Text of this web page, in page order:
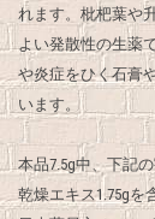
れます。枇杷葉や
よい発散性の生薬
や炎症をひく石膏
います。
本品7.5g中、下記
乾燥エキス1.75gを